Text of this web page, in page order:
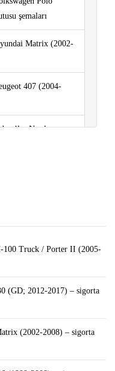
şemaları
Matrix (2002-
407 (2004-
Nasıl
100 Truck / Porter II (2005-
(GD; 2012-2017) – sigorta
(2002-2008) – sigorta